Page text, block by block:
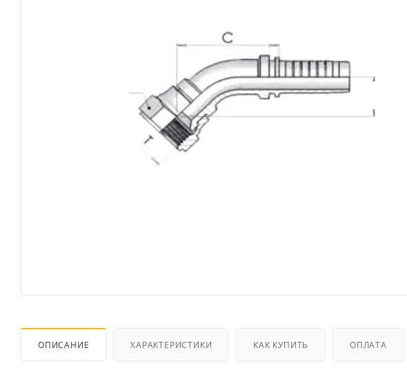
ОПИСАНИЕ ХАРАКТЕРИСТИКИ КАК КУПИТЬ ОПЛАТА